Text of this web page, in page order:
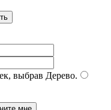
выбрав Дерево.